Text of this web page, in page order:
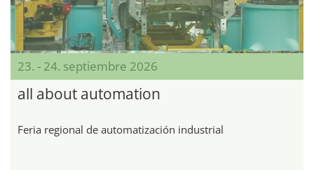
23. - 24. septiembre 2026
all about automation
Feria regional de automatización industrial